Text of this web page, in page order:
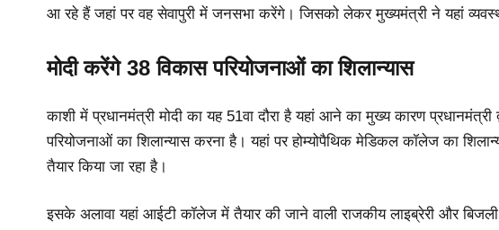
आ रहे हैं जहां पर वह सेवापुरी में जनसभा करेंगे। जिसको लेकर मुख्यमंत्री ने यहां
मोदी करेंगे 38 विकास परियोजनाओं का शिलान्यास
काशी में प्रधानमंत्री मोदी का यह 51वा दौरा है यहां आने का मुख्य कारण
परियोजनाओं का शिलान्यास करना है। यहां पर होम्योपैथिक मेडिकल कॉलेज का
तैयार किया जा रहा है।
इसके अलावा यहां आईटी कॉलेज में तैयार की जाने वाली राजकीय लाइब्रेरी और